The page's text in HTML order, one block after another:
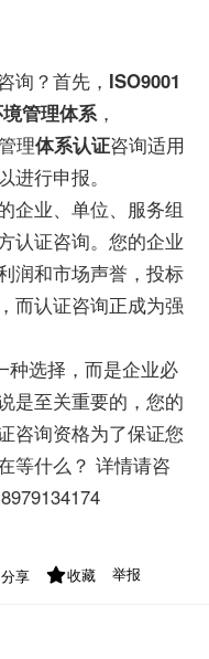
询？首先， ISO9001
管理体系，
理体系认证咨询适用
进行申报。
企业、单位、服务组
认证咨询。您的企业
润和市场声誉，投标
而认证咨询正成为强
种选择，而是企业必
是至关重要的，您的
咨询资格为了保证您
等什么？ 详情请咨
分享 收藏 举报